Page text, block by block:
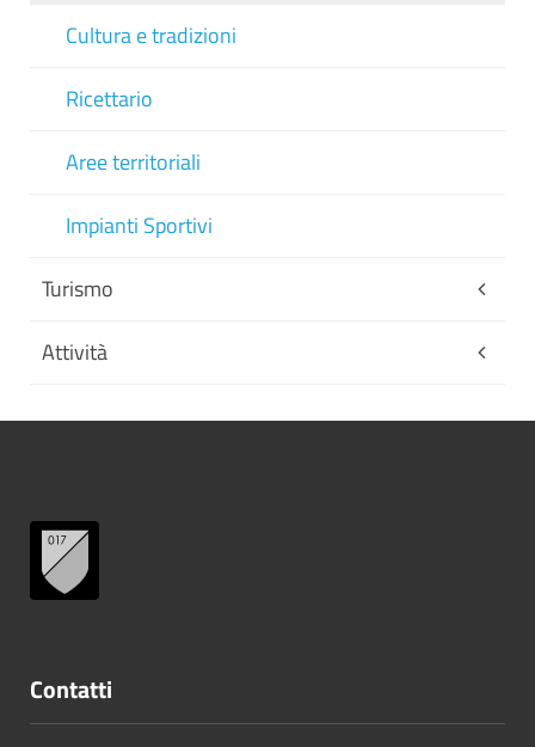
Cultura e tradizioni
Ricettario
Aree territoriali
Impianti Sportivi
Turismo
Attività
Contatti